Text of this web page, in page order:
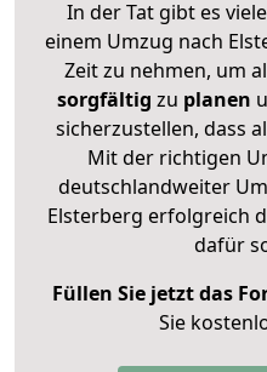
In der Tat gibt es
einem Umzug nach
Zeit zu nehmen, um
sorgfältig zu planen
sicherzustellen, dass
Mit der richtigen
deutschlandweiter
Elsterberg erfolgreich
dafür
Füllen Sie jetzt das
Sie